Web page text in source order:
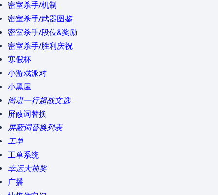
密室杀手/机制
密室杀手/武器图鉴
密室杀手/段位&奖励
密室杀手/胜利庆祝
寒假杯
小游戏派对
小黑屋
尚堪一行超战文选
屏蔽词替换
屏蔽词替换列表
工单
工单系统
幸运大抽奖
广播